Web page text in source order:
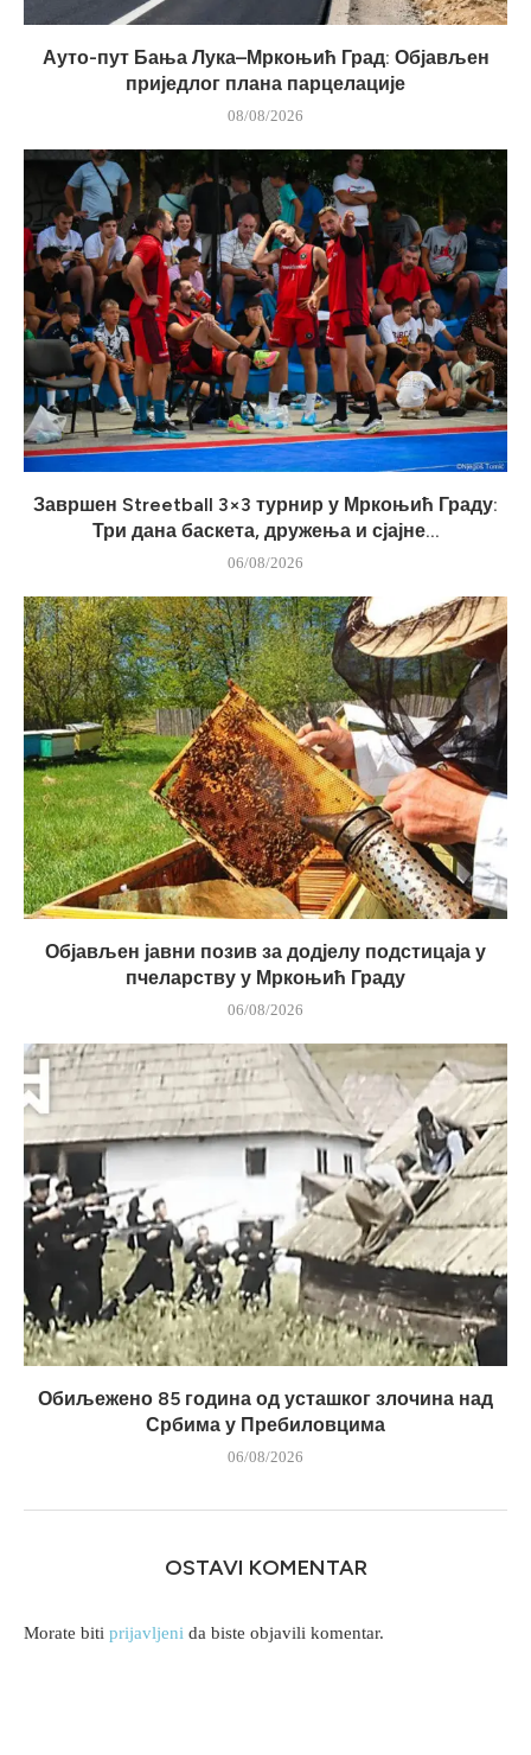
Ауто-пут Бања Лука–Мркоњић Град: Објављен
приједлог плана парцелације
08/08/2026
Завршен Streetball 3×3 турнир у Мркоњић Граду:
Три дана баскета, дружења и сјајне...
06/08/2026
Објављен јавни позив за додјелу подстицаја у
пчеларству у Мркоњић Граду
06/08/2026
Обиљежено 85 година од усташког злочина над
Србима у Пребиловцима
06/08/2026
OSTAVI KOMENTAR
Morate biti prijavljeni da biste objavili komentar.